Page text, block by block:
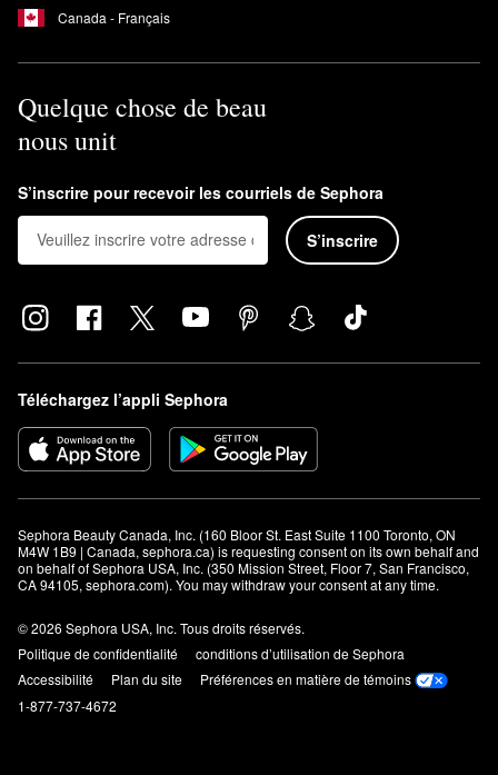
Canada - Français
Quelque chose de beau
nous unit
S’inscrire pour recevoir les courriels de Sephora
S’inscrire
Téléchargez l’appli Sephora
Sephora Beauty Canada, Inc. (160 Bloor St. East Suite 1100 Toronto, ON
M4W 1B9 | Canada, sephora.ca) is requesting consent on its own behalf and
on behalf of Sephora USA, Inc. (350 Mission Street, Floor 7, San Francisco,
CA 94105, sephora.com). You may withdraw your consent at any time.
© 2026 Sephora USA, Inc. Tous droits réservés.
Politique de confidentialité
conditions d’utilisation de Sephora
Accessibilité
Plan du site
Préférences en matière de témoins
1-877-737-4672